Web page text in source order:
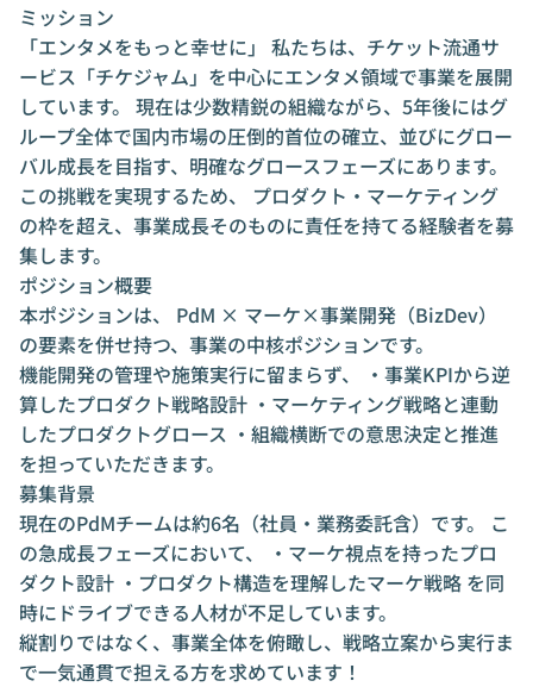
ミッション
「エンタメをもっと幸せに」 私たちは、チケット流通サ
ービス「チケジャム」を中心にエンタメ領域で事業を展開
しています。 現在は少数精鋭の組織ながら、5年後にはグ
ループ全体で国内市場の圧倒的首位の確立、並びにグロー
バル成長を目指す、明確なグロースフェーズにあります。
この挑戦を実現するため、 プロダクト・マーケティング
の枠を超え、事業成長そのものに責任を持てる経験者を募
集します。
ポジション概要
本ポジションは、 PdM × マーケ×事業開発（BizDev）
の要素を併せ持つ、事業の中核ポジションです。
機能開発の管理や施策実行に留まらず、 ・事業KPIから逆
算したプロダクト戦略設計 ・マーケティング戦略と連動
したプロダクトグロース ・組織横断での意思決定と推進
を担っていただきます。
募集背景
現在のPdMチームは約6名（社員・業務委託含）です。 こ
の急成長フェーズにおいて、 ・マーケ視点を持ったプロ
ダクト設計 ・プロダクト構造を理解したマーケ戦略 を同
時にドライブできる人材が不足しています。
縦割りではなく、事業全体を俯瞰し、戦略立案から実行ま
で一気通貫で担える方を求めています！